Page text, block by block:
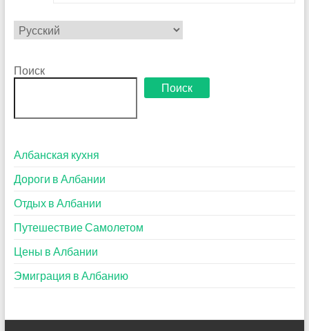
Выбрать
язык
Поиск
Поиск
Албанская кухня
Дороги в Албании
Отдых в Албании
Путешествие Самолетом
Цены в Албании
Эмиграция в Албанию